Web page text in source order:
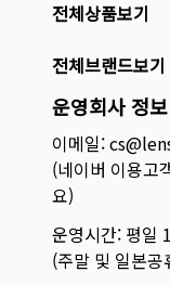
전체상품보기
전체브랜드보기
운영회사 정보
이메일:
(네이버 이용고
요)
운영시간: 평일
(주말 및 일본공